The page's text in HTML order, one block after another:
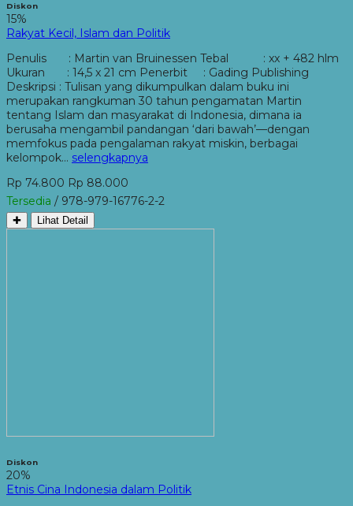
Diskon
15%
Rakyat Kecil, Islam dan Politik
Penulis : Martin van Bruinessen Tebal : xx + 482 hlm
Ukuran : 14,5 x 21 cm Penerbit : Gading Publishing
Deskripsi : Tulisan yang dikumpulkan dalam buku ini
merupakan rangkuman 30 tahun pengamatan Martin
tentang Islam dan masyarakat di Indonesia, dimana ia
berusaha mengambil pandangan ‘dari bawah’—dengan
memfokus pada pengalaman rakyat miskin, berbagai
kelompok… selengkapnya
Rp 74.800 Rp 88.000
Tersedia / 978-979-16776-2-2
✚ Lihat Detail
Diskon
20%
Etnis Cina Indonesia dalam Politik